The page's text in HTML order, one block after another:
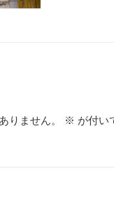
りません。 ※ が付い